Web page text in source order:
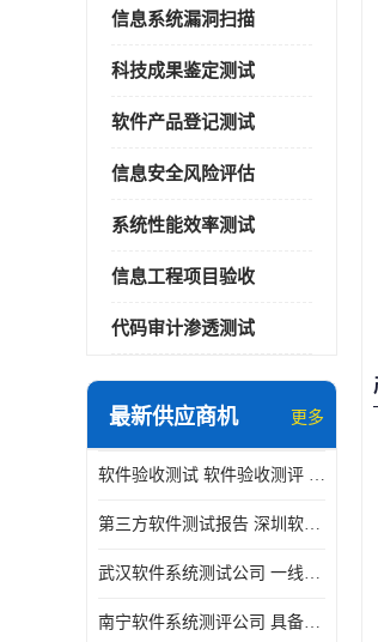
信息系统漏洞扫描
科技成果鉴定测试
软件产品登记测试
信息安全风险评估
系统性能效率测试
信息工程项目验收
代码审计渗透测试
最新供应商机 更多
软件验收测试 软件验收测评 软件确认测试标准及测试方法
第三方软件测试报告 深圳软件测评报告 安全验收测试报告
武汉软件系统测试公司 一线实验室 测试大概是需要多久时间呢
南宁软件系统测评公司 具备CMA/CNAS资质 出具正规测试报告